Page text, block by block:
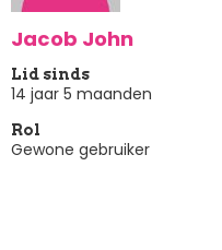
Jacob John
Lid sinds
14 jaar 5 maanden
Rol
Gewone gebruiker